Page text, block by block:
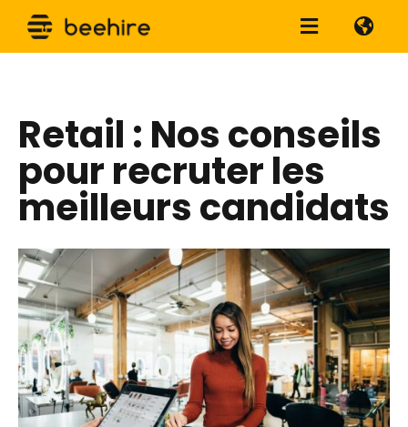
Retail : Nos conseils
pour recruter les
meilleurs candidats